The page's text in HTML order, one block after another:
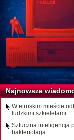
Najnowsze
W etruskim mieście
ludzkimi szkieletami
Sztuczna inteligencja
bakteriofaga